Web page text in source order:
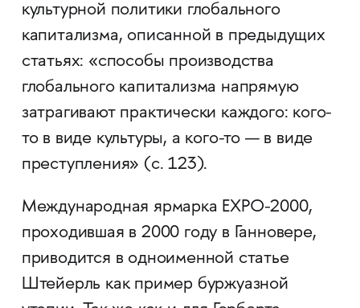
культурной политики глобального
капитализма, описанной в предыдущих
статьях: «способы производства
глобального капитализма напрямую
затрагивают практически каждого: ­­кого-
то в виде культуры, а ­­кого-то — в виде
преступления» (с. 123).
Международная ярмарка EXPO-2000,
проходившая в 2000 году в Ганновере,
приводится в одноименной статье
Штейерль как пример буржуазной